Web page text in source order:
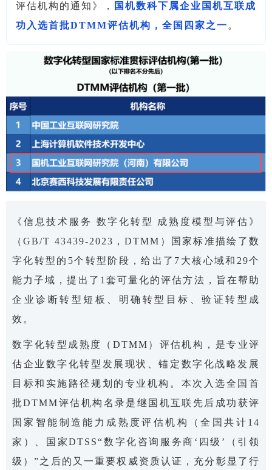
评估机构的通知》，
国机数科下属企业 国机互联成
功入选首批DTMM评估机构，全国四家之一 。
《信息技术服务 数字化转型 成熟度模型与评估》
（GB/T 43439-2023，DTMM）国家标准描绘了数
字化转型的5个转型阶段，给出了7大核心域和29个
能力子域，提出了1套可量化的评估方法，旨在帮助
企业诊断转型短板、明确转型目标、验证转型成
效。
数字化转型成熟度（DTMM）评估机构，是专业评
估企业数字化转型发展现状、锚定数字化战略发展
目标和实施路径规划的专业机构。本次入选全国首
批DTMM评估机构名录是继国机互联先后成功获评
国家智能制造能力成熟度评估机构（全国共计14
家）、国家DTSS“数字化咨询服务商‘四级’（引领
级）”之后的又一重要权威资质认证，充分彰显了行